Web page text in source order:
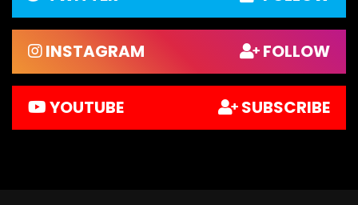
INSTAGRAM FOLLOW
YOUTUBE SUBSCRIBE